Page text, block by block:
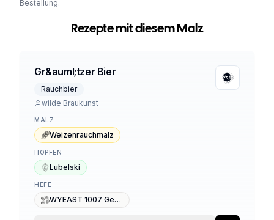
Bestellung.
Rezepte mit diesem Malz
Gr&auml;tzer Bier
Rauchbier
wilde Braukunst
MALZ
Weizenrauchmalz
HOPFEN
Lubelski
HEFE
WYEAST 1007 German Ale